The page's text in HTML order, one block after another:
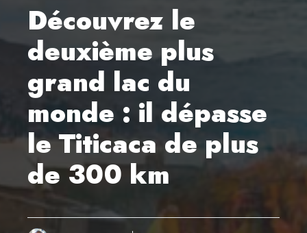
Découvrez le
deuxième plus
grand lac du
monde : il dépasse
le Titicaca de plus
de 300 km